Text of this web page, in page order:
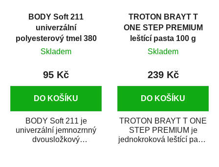
BODY Soft 211
univerzální
polyesterový tmel 380
g
Skladem
95 Kč
DO KOŠÍKU
BODY Soft 211 je
univerzální jemnozrnný
dvousložkový
TROTON BRAYT T
ONE STEP PREMIUM
leštící pasta 100 g
Skladem
239 Kč
DO KOŠÍKU
TROTON BRAYT T ONE
STEP PREMIUM je
jednokroková leštící pasta